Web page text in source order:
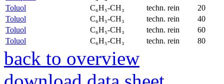
Toluol
C₆H₅-CH₃ techn. rein
20
Toluol
C₆H₅-CH₃ techn. rein
40
Toluol
C₆H₅-CH₃ techn. rein
60
Toluol
C₆H₅-CH₃ techn. rein 80
back to overview